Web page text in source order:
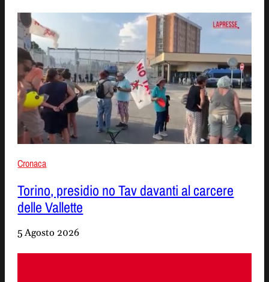
Cronaca
Torino, presidio no Tav davanti al carcere
delle Vallette
5 Agosto 2026